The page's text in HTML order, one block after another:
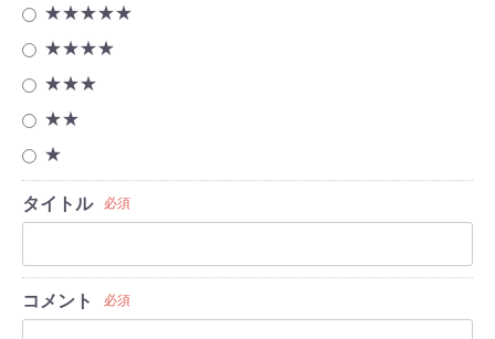
★★★★★
★★★★
★★★
★★
★
タイトル 必須
コメント 必須